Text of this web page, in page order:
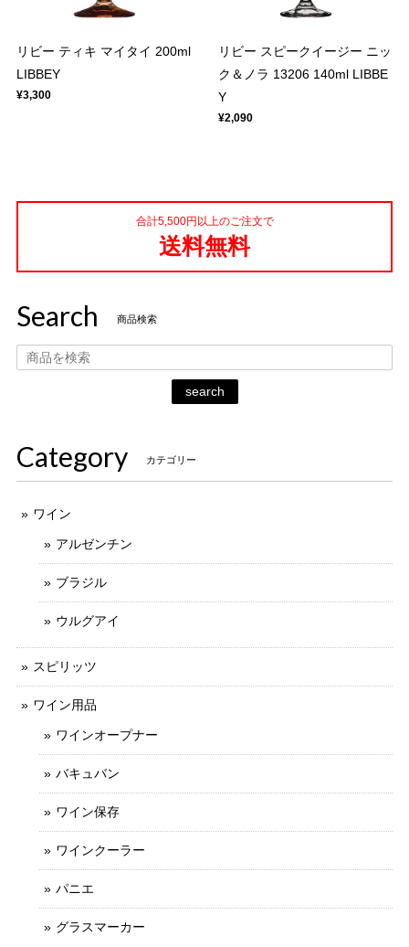
リビー ティキ マイタイ 200ml
LIBBEY
¥3,300
リビー スピークイージー ニッ
ク＆ノラ 13206 140ml LIBBE
Y
¥2,090
合計5,500円以上のご注文で
送料無料
Search 商品検索
search
Category カテゴリー
ワイン
アルゼンチン
ブラジル
ウルグアイ
スピリッツ
ワイン用品
ワインオープナー
バキュバン
ワイン保存
ワインクーラー
パニエ
グラスマーカー